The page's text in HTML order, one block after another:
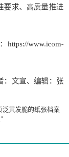
要求、高质量推进
www.icom-
文宣、编辑：张
泛黄发脆的纸张档案